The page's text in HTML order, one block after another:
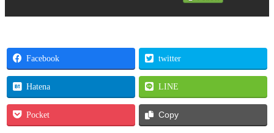
Facebook twitter
Hatena LINE
Pocket Copy